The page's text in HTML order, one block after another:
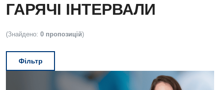
ГАРЯЧІ ІНТЕРВАЛИ
(Знайдено: 0 пропозицій)
Фільтр